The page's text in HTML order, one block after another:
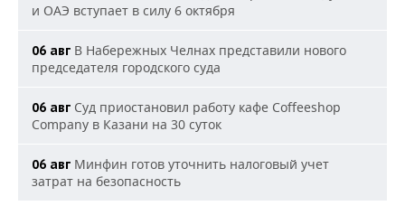
и ОАЭ вступает в силу 6 октября
06 авг В Набережных Челнах представили нового
председателя городского суда
06 авг Суд приостановил работу кафе Coffeeshop
Company в Казани на 30 суток
06 авг Минфин готов уточнить налоговый учет
затрат на безопасность